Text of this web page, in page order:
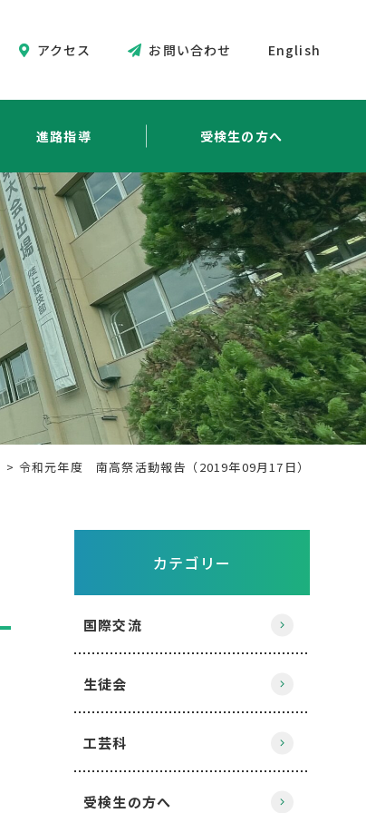
進路指導 受検生の方へ
アクセス お問い合わせ English
令和元年度 南高祭活動報告（2019年09月17日）
カテゴリー
国際交流
生徒会
工芸科
受検生の方へ